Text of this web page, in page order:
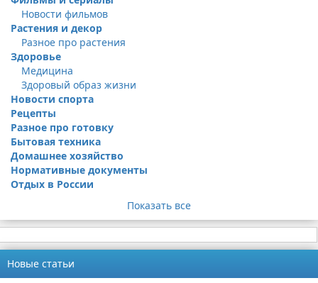
Новости фильмов
Растения и декор
Разное про растения
Здоровье
Медицина
Здоровый образ жизни
Новости спорта
Рецепты
Разное про готовку
Бытовая техника
Домашнее хозяйство
Нормативные документы
Отдых в России
Показать все
Новые статьи